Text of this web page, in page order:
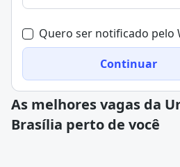
Quero ser notificado pelo
Continuar
As melhores vagas da
Brasília perto de você